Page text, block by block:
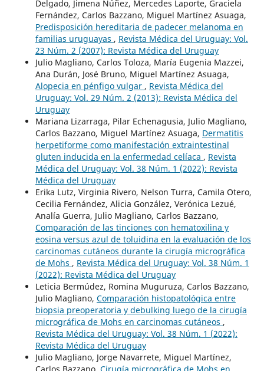
Delgado, Jimena Núñez, Mercedes Laporte, Graciela
Fernández, Carlos Bazzano, Miguel Martínez Asuaga,
Predisposición hereditaria de padecer melanoma en
familias uruguayas , Revista Médica del Uruguay: Vol.
23 Núm. 2 (2007): Revista Médica del Uruguay
Julio Magliano, Carlos Toloza, María Eugenia Mazzei,
Ana Durán, José Bruno, Miguel Martínez Asuaga,
Alopecia en pénfigo vulgar , Revista Médica del
Uruguay: Vol. 29 Núm. 2 (2013): Revista Médica del
Uruguay
Mariana Lizarraga, Pilar Echenagusia, Julio Magliano,
Carlos Bazzano, Miguel Martínez Asuaga, Dermatitis
herpetiforme como manifestación extraintestinal
gluten inducida en la enfermedad celíaca , Revista
Médica del Uruguay: Vol. 38 Núm. 1 (2022): Revista
Médica del Uruguay
Erika Lutz, Virginia Rivero, Nelson Turra, Camila Otero,
Cecilia Fernández, Alicia González, Verónica Lezué,
Analía Guerra, Julio Magliano, Carlos Bazzano,
Comparación de las tinciones con hematoxilina y
eosina versus azul de toluidina en la evaluación de los
carcinomas cutáneos durante la cirugía micrográfica
de Mohs , Revista Médica del Uruguay: Vol. 38 Núm. 1
(2022): Revista Médica del Uruguay
Leticia Bermúdez, Romina Muguruza, Carlos Bazzano,
Julio Magliano, Comparación histopatológica entre
biopsia preoperatoria y debulking luego de la cirugía
micrográfica de Mohs en carcinomas cutáneos ,
Revista Médica del Uruguay: Vol. 38 Núm. 1 (2022):
Revista Médica del Uruguay
Julio Magliano, Jorge Navarrete, Miguel Martínez,